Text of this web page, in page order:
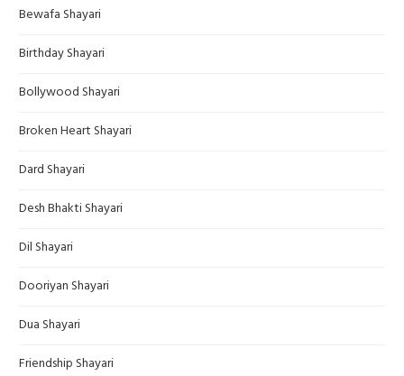
Bewafa Shayari
Birthday Shayari
Bollywood Shayari
Broken Heart Shayari
Dard Shayari
Desh Bhakti Shayari
Dil Shayari
Dooriyan Shayari
Dua Shayari
Friendship Shayari